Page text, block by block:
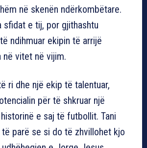
në skenën ndërkombëtare.
sfidat e tij, por gjithashtu
ndihmuar ekipin të arrijë
në vitet në vijim.
ri dhe një ekip të talentuar,
për të shkruar një
e saj të futbollit. Tani
parë se si do të zhvillohet kjo